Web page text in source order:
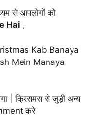
से आपलोगों को
Hai ,
Kab Banaya
Mein Manaya
| क्रिसमस से जुड़ी अन्य
करे